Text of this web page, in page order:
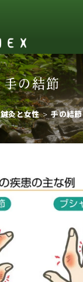
手の結節
鍼灸と女性 > 手の結節